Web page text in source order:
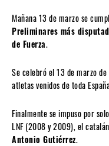
Mañana 13 de marzo se
Preliminares más
de Fuerza.
Se celebró el 13 de marzo
atletas venidos de toda
Finalmente se impuso por
LNF (2008 y 2009), el catalán
Antonio Gutiérrez.